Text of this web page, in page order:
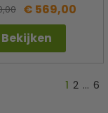
€ 569,00
Bekijken
1 2 … 6